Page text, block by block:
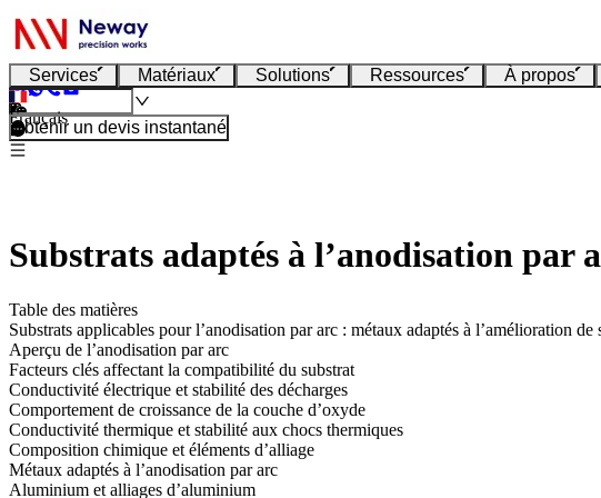
Services Matériaux Solutions Ressources À propos
Français
Obtenir un devis instantané
Substrats adaptés à l’anodisation
Table des matières
Substrats applicables pour l’anodisation par arc : métaux adaptés à l’amélioration de
Aperçu de l’anodisation par arc
Facteurs clés affectant la compatibilité du substrat
Conductivité électrique et stabilité des décharges
Comportement de croissance de la couche d’oxyde
Conductivité thermique et stabilité aux chocs thermiques
Composition chimique et éléments d’alliage
Métaux adaptés à l’anodisation par arc
Aluminium et alliages d’aluminium